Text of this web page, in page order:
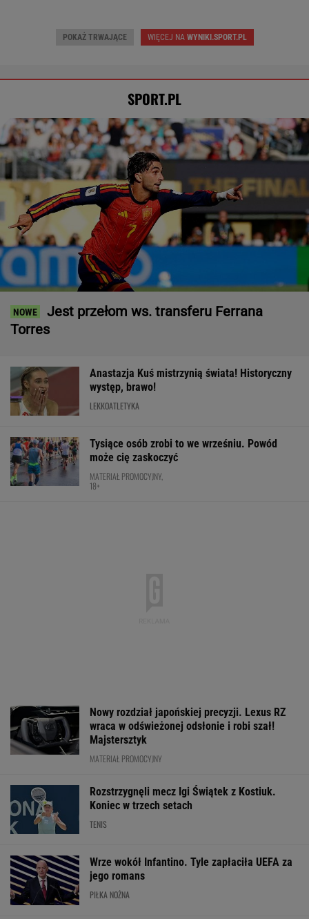
POKAŻ TRWAJĄCE WIĘCEJ NA WYNIKI.SPORT.PL
SPORT.PL
Jest przełom ws. transferu Ferrana
Torres
Anastazja Kuś mistrzynią świata! Historyczny
występ, brawo!
LEKKOATLETYKA
Tysiące osób zrobi to we wrześniu. Powód
może cię zaskoczyć
MATERIAŁ PROMOCYJNY,
18+
Nowy rozdział japońskiej precyzji. Lexus RZ
wraca w odświeżonej odsłonie i robi szał!
Majstersztyk
MATERIAŁ PROMOCYJNY
Rozstrzygnęli mecz Igi Świątek z Kostiuk.
Koniec w trzech setach
TENIS
Wrze wokół Infantino. Tyle zapłaciła UEFA za
jego romans
PIŁKA NOŻNA